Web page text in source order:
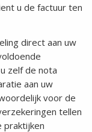
u de factuur ten
direct aan uw
zelf de nota
aan uw
voor de
tellen
praktijken